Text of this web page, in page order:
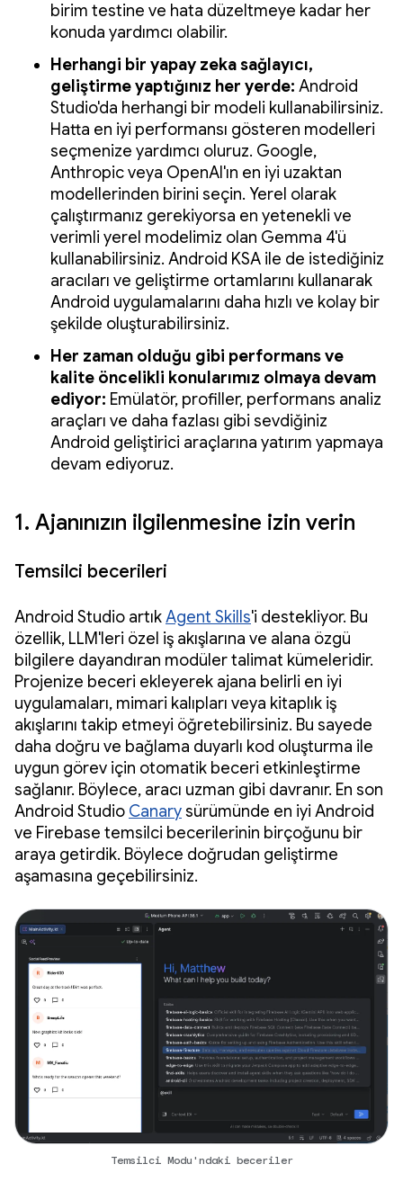
birim testine ve hata düzeltmeye kadar her
konuda yardımcı olabilir.
Herhangi bir yapay zeka sağlayıcı,
geliştirme yaptığınız her yerde: Android
Studio'da herhangi bir modeli kullanabilirsiniz.
Hatta en iyi performansı gösteren modelleri
seçmenize yardımcı oluruz. Google,
Anthropic veya OpenAI'ın en iyi uzaktan
modellerinden birini seçin. Yerel olarak
çalıştırmanız gerekiyorsa en yetenekli ve
verimli yerel modelimiz olan Gemma 4'ü
kullanabilirsiniz. Android KSA ile de istediğiniz
aracıları ve geliştirme ortamlarını kullanarak
Android uygulamalarını daha hızlı ve kolay bir
şekilde oluşturabilirsiniz.
Her zaman olduğu gibi performans ve
kalite öncelikli konularımız olmaya devam
ediyor: Emülatör, profiller, performans analiz
araçları ve daha fazlası gibi sevdiğiniz
Android geliştirici araçlarına yatırım yapmaya
devam ediyoruz.
1. Ajanınızın ilgilenmesine izin verin
Temsilci becerileri
Android Studio artıkAgent Skills'i destekliyor. Bu
özellik, LLM'leri özel iş akışlarına ve alana özgü
bilgilere dayandıran modüler talimat kümeleridir.
Projenize beceri ekleyerek ajana belirli en iyi
uygulamaları, mimari kalıpları veya kitaplık iş
akışlarını takip etmeyi öğretebilirsiniz. Bu sayede
daha doğru ve bağlama duyarlı kod oluşturma ile
uygun görev için otomatik beceri etkinleştirme
sağlanır. Böylece, aracı uzman gibi davranır. En son
Android Studio Canarysürümünde en iyi Android
ve Firebase temsilci becerilerinin birçoğunu bir
araya getirdik. Böylece doğrudan geliştirme
aşamasına geçebilirsiniz.
Temsilci Modu'ndaki beceriler